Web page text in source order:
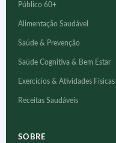
Público 60+
Alimentação Saudável
Saúde & Prevenção
Saúde Cognitiva & Bem Estar
Exercícios & Atividades Físicas
Receitas Saudáveis
SOBRE